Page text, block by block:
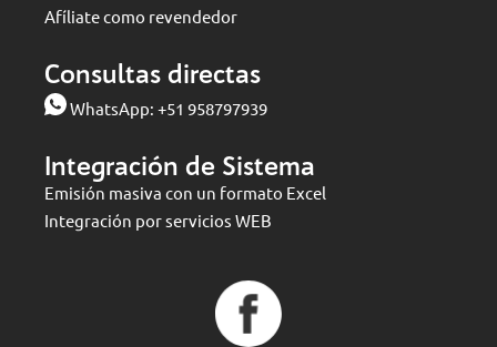
Afíliate como revendedor
Consultas directas
WhatsApp: +51 958797939
Integración de Sistema
Emisión masiva con un formato Excel
Integración por servicios WEB